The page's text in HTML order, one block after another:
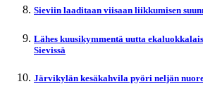
Sieviin laaditaan viisaan liikkumisen
Lähes kuusikymmentä uutta
Sievissä
Järvikylän kesäkahvila pyöri neljän